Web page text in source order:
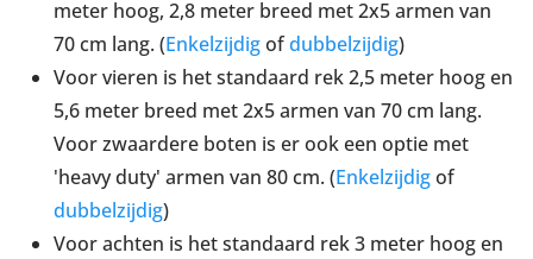
meter hoog, 2,8 meter breed met 2x5 armen van
70 cm lang. (Enkelzijdigofdubbelzijdig)
Voor vieren is het standaard rek 2,5 meter hoog en
5,6 meter breed met 2x5 armen van 70 cm lang.
Voor zwaardere boten is er ook een optie met
'heavy duty' armen van 80 cm. (Enkelzijdigof
dubbelzijdig)
Voor achten is het standaard rek 3 meter hoog en